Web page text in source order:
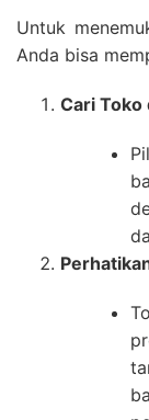
Untuk
Anda bisa
Cari Toko